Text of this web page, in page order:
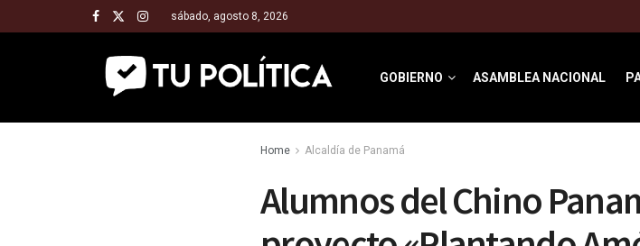
sábado, agosto 8, 2026
GOBIERNO ASAMBLEA NACIONAL
Home Alcaldía de Panamá
Alumnos del Chino